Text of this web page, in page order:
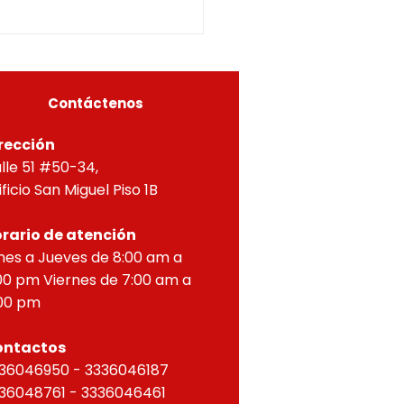
concordantes, hace
que según ra
Contáctenos
51 #50-34,
San Miguel Piso 1B
de atención
a Jueves de 8:00 am a
pm Viernes de 7:00 am a
pm
- 3336046187
- 3336046461